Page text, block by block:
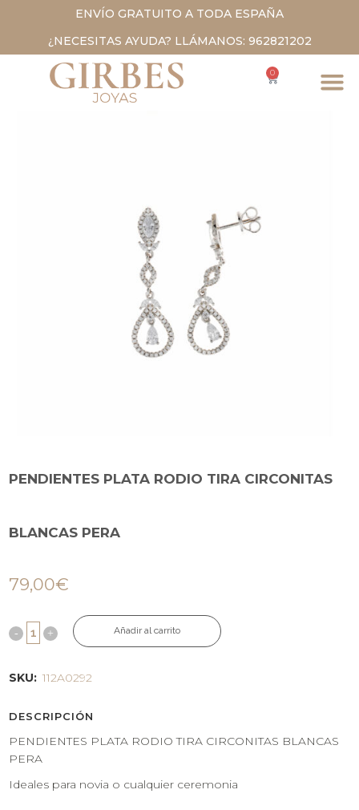
ENVÍO GRATUITO A TODA ESPAÑA
¿NECESITAS AYUDA? LLÁMANOS: 962821202
0
PENDIENTES PLATA RODIO TIRA CIRCONITAS
BLANCAS PERA
79,00€
Añadir al carrito
SKU: 112A0292
DESCRIPCIÓN
PENDIENTES PLATA RODIO TIRA CIRCONITAS BLANCAS
PERA
Ideales para novia o cualquier ceremonia